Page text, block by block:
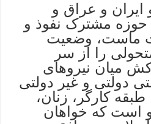
ایران و عراق و
مشترک نفوذ و
ماست، وضعیت
را از سر
میان نیروهای
دولتی و غیر دولتی
کارگر، زنان،
است که خواهان